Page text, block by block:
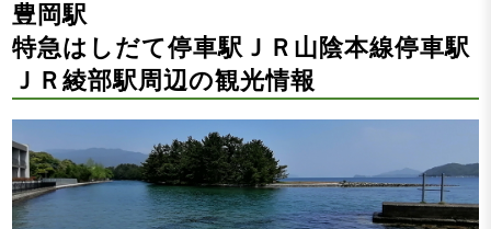
豊岡駅
特急はしだて停車駅ＪＲ山陰本線停車駅
ＪＲ綾部駅周辺の観光情報